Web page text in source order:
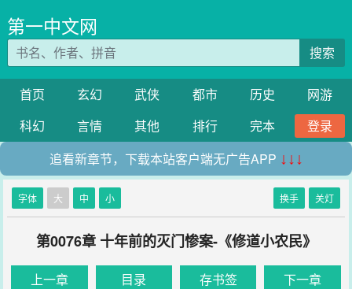
第一中文网
搜索
首页 玄幻 武侠 都市 历史
网游
科幻
言情 其他 排行 完本
登录
追看新章节，下载本站客户端无广告APP ↓↓↓
字体 大 中 小 换手 关灯
第0076章 十年前的灭门惨案-《修道小农民》
上一章 目录 存书签 下一章